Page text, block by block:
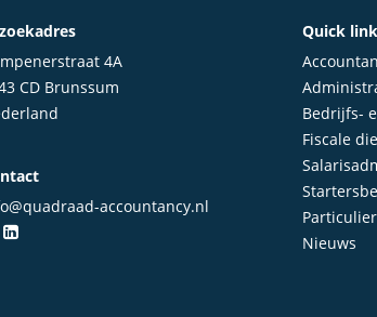
4A
CD Brunssum
accountancy.nl
Quick
Bedrijfs-
Fiscale
Nieuws